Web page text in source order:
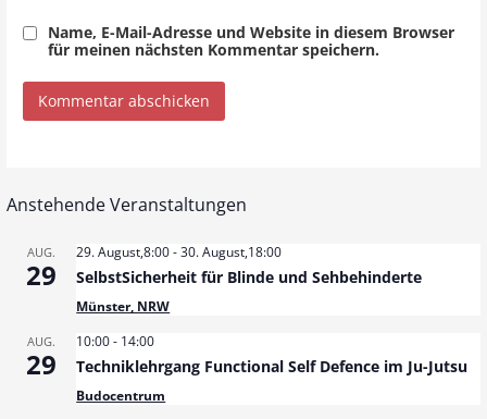
Name, E-Mail-Adresse und Website in diesem Browser
für meinen nächsten Kommentar speichern.
Anstehende Veranstaltungen
AUG.
29
29. August,8:00-30. August,18:00
SelbstSicherheit für Blinde und Sehbehinderte
Münster, NRW
AUG.
29
10:00- 14:00
Techniklehrgang Functional Self Defence im Ju-Jutsu
Budocentrum